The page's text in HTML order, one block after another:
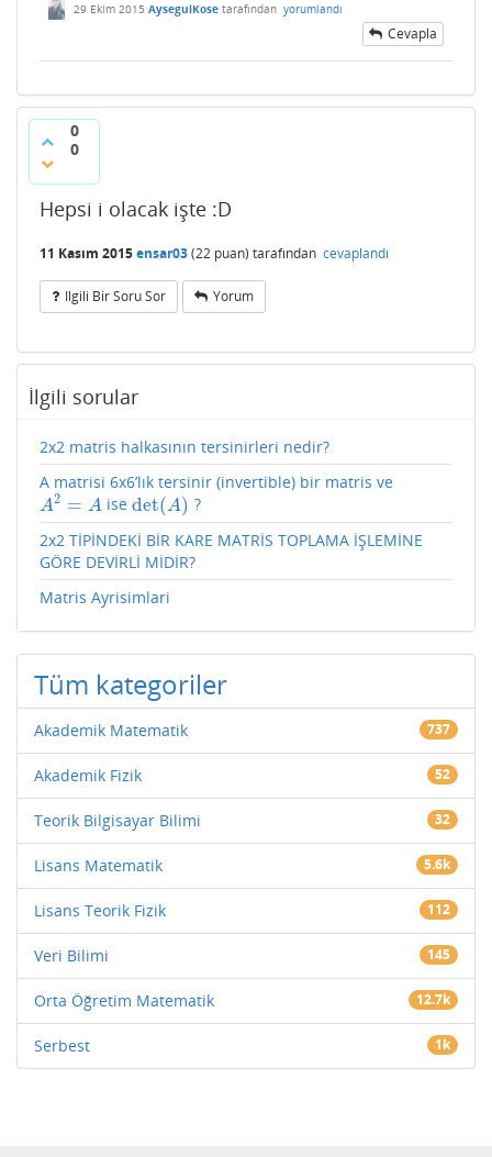
29 Ekim 2015 AysegulKose tarafından yorumlandı
Cevapla
0
0
Hepsi i olacak işte :D
11 Kasım 2015ensar03(22 puan) tarafından cevaplandı
Ilgili Bir Soru Sor Yorum
İlgili sorular
2x2 matris halkasının tersinirleri nedir?
A matrisi 6x6’lık tersinir (invertible) bir matris ve
A2 = A
A2= A isedet(A)
det(A)
?
2x2 TİPİNDEKİ BİR KARE MATRİS TOPLAMA İŞLEMİNE
GÖRE DEVİRLİ MİDİR?
Matris Ayrisimlari
Tüm kategoriler
Akademik Matematik 737
Akademik Fizik 52
Teorik Bilgisayar Bilimi 32
Lisans Matematik 5.6k
Lisans Teorik Fizik 112
Veri Bilimi 145
Orta Öğretim Matematik 12.7k
Serbest 1k